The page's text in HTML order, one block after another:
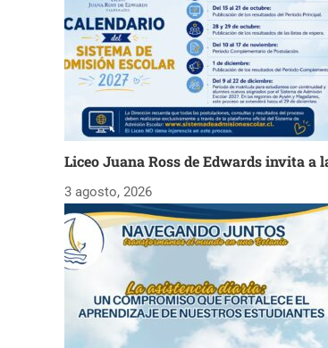
Liceo Juana Ross de Edwards invita
3 agosto, 2026